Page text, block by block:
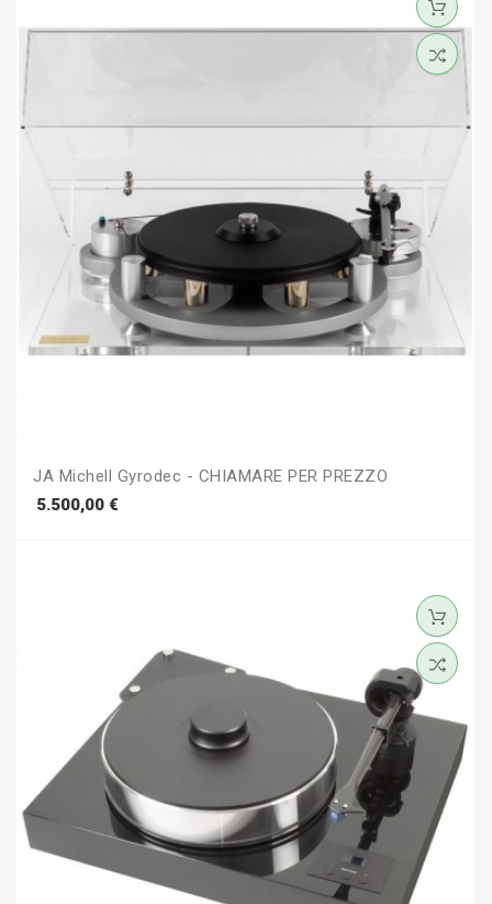
JA Michell Gyrodec - CHIAMARE PER PREZZO
5.500,00 €